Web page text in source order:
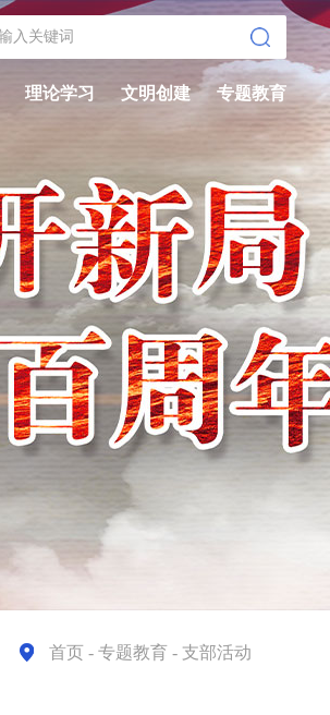
理论学习 文明创建 专题教育
首页 - 专题教育 - 支部活动